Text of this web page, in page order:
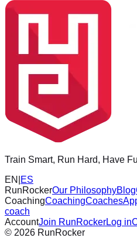
Train Smart, Run Hard, Have
EN ES
RunRockerOur PhilosophyBlog
CoachingCoachingCoaches
coach
AccountJoin RunRockerLog in
© 2026 RunRocker